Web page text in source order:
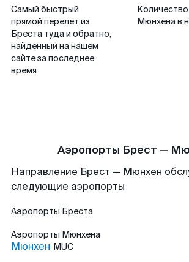
Самый быстрый
прямой перелет из
Бреста туда и обратно,
найденный на нашем
сайте за последнее
время
Мюнхена в
Аэропорты Брест —
Направление Брест — Мюнхен
следующие аэропорты
Аэропорты Бреста
Аэропорты Мюнхена
Мюнхен MUC